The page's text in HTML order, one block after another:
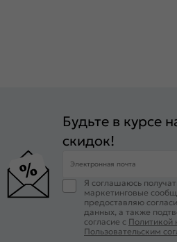
Будьте в курсе
скидок!
Электронная почта
Я соглашаюсь
маркетинговые
предоставляю
данных, а также
согласие с Политикой
Пользовательским